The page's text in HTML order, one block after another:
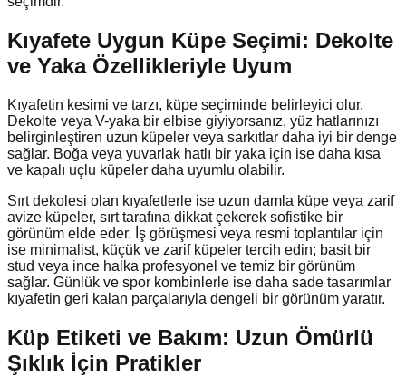
Kıyafete Uygun Küpe Seçimi: Dekolte
ve Yaka Özellikleriyle Uyum
Kıyafetin kesimi ve tarzı, küpe seçiminde belirleyici olur.
Dekolte veya V-yaka bir elbise giyiyorsanız, yüz hatlarınızı
belirginleştiren uzun küpeler veya sarkıtlar daha iyi bir denge
sağlar. Boğa veya yuvarlak hatlı bir yaka için ise daha kısa
ve kapalı uçlu küpeler daha uyumlu olabilir.
Sırt dekolesi olan kıyafetlerle ise uzun damla küpe veya zarif
avize küpeler, sırt tarafına dikkat çekerek sofistike bir
görünüm elde eder. İş görüşmesi veya resmi toplantılar için
ise minimalist, küçük ve zarif küpeler tercih edin; basit bir
stud veya ince halka profesyonel ve temiz bir görünüm
sağlar. Günlük ve spor kombinlerle ise daha sade tasarımlar
kıyafetin geri kalan parçalarıyla dengeli bir görünüm yaratır.
Küp Etiketi ve Bakım: Uzun Ömürlü
Şıklık İçin Pratikler